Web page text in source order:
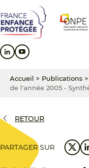
au
contenu
principal
au
menu
principal
au
pied
de
Accueil > Publications >
de l'année 2005 -
RETOUR
PARTAGER SUR